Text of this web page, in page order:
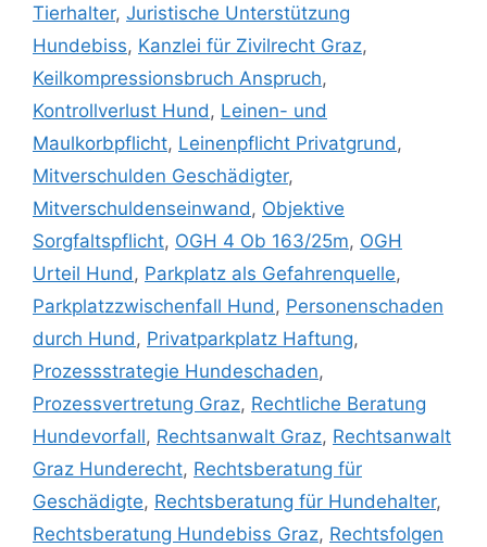
Tierhalter, Juristische Unterstützung
Hundebiss, Kanzlei für Zivilrecht Graz,
Keilkompressionsbruch Anspruch,
Kontrollverlust Hund, Leinen- und
Maulkorbpflicht, Leinenpflicht Privatgrund,
Mitverschulden Geschädigter,
Mitverschuldenseinwand, Objektive
Sorgfaltspflicht, OGH 4 Ob 163/25m, OGH
Urteil Hund, Parkplatz als Gefahrenquelle,
Parkplatzzwischenfall Hund, Personenschaden
durch Hund, Privatparkplatz Haftung,
Prozessstrategie Hundeschaden,
Prozessvertretung Graz, Rechtliche Beratung
Hundevorfall, Rechtsanwalt Graz, Rechtsanwalt
Graz Hunderecht, Rechtsberatung für
Geschädigte, Rechtsberatung für Hundehalter,
Rechtsberatung Hundebiss Graz, Rechtsfolgen